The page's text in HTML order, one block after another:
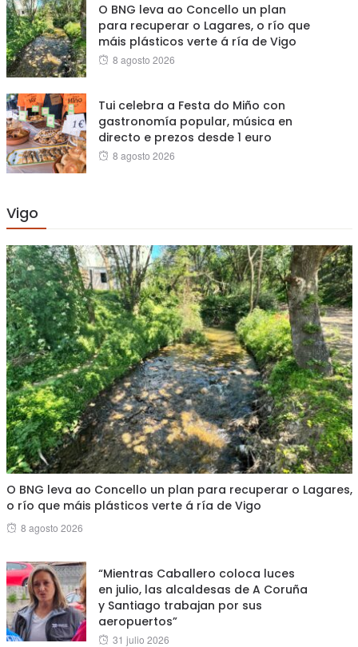
O BNG leva ao Concello un plan
para recuperar o Lagares, o río que
máis plásticos verte á ría de Vigo
Posted
8 agosto 2026
Tui celebra a Festa do Miño con
gastronomía popular, música en
directo e prezos desde 1 euro
Posted
8 agosto 2026
Vigo
O BNG leva ao Concello un plan para recuperar o Lagares,
o río que máis plásticos verte á ría de Vigo
Posted
8 agosto 2026
“Mientras Caballero coloca luces
en julio, las alcaldesas de A Coruña
y Santiago trabajan por sus
aeropuertos”
Posted
31 julio 2026